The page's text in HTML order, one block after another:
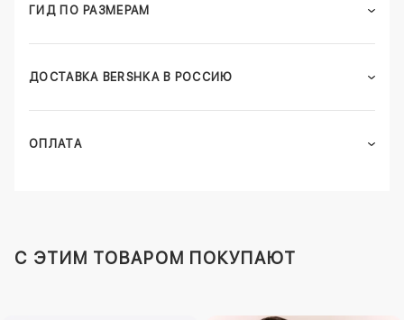
ГИД ПО РАЗМЕРАМ
ДОСТАВКА BERSHKA В РОССИЮ
ОПЛАТА
C ЭТИМ ТОВАРОМ ПОКУПАЮТ